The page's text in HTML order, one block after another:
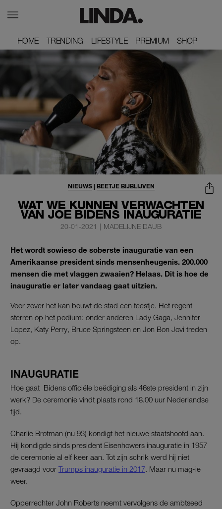
HOME
HOME TRENDING
TRENDING LIFESTYLE
LIFESTYLE PREMIUM
PREMIUM SHOP
SHOP
WAT WE KUNNEN VERWACHTEN
VAN JOE BIDENS INAUGURATIE
NIEUWS| BEETJE BIJBLIJVEN
20-01-2021 | MADELIJNE DAUB
Het wordt sowieso de soberste inauguratie van een
Amerikaanse president sinds mensenheugenis. 200.000
mensen die met vlaggen zwaaien? Helaas. Dit is hoe de
inauguratie er later vandaag gaat uitzien.
Voor zover het kan bouwt de stad een feestje. Het regent
sterren op het podium: onder anderen Lady Gaga, Jennifer
Lopez, Katy Perry, Bruce Springsteen en Jon Bon Jovi treden
op.
INAUGURATIE
Hoe gaat Bidens officiële beëdiging als 46ste president in zijn
werk? De ceremonie vindt plaats rond 18.00 uur Nederlandse
tijd.
Charlie Brotman (nu 93) kondigt het nieuwe staatshoofd aan.
Hij kondigde sinds president Eisenhowers inauguratie in 1957
de ceremonie al elf keer aan. Tot zijn schrik werd hij niet
gevraagd voor Trumps inauguratie in 2017 . Maar nu mag-ie
weer.
Opperrechter John Roberts neemt vervolgens de ambtseed